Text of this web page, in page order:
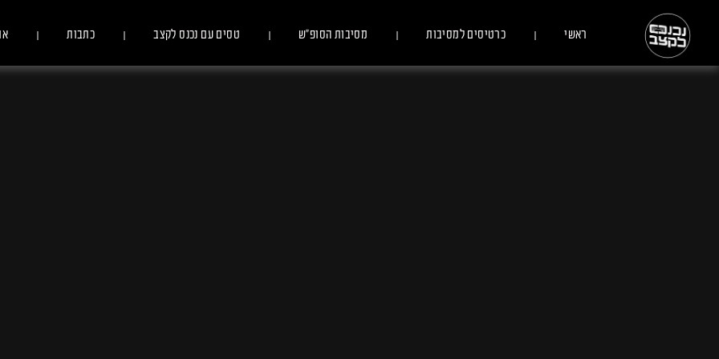
ראשי כרטיסים למסיבות מסיבות הסופ״ש טסים עם נכנס לקצב כתבות